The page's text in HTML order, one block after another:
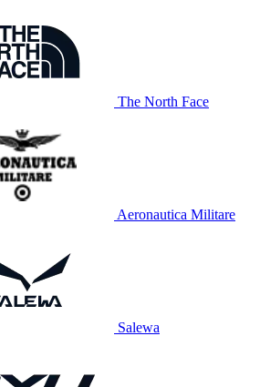
The North Face
Aeronautica Militare
Salewa